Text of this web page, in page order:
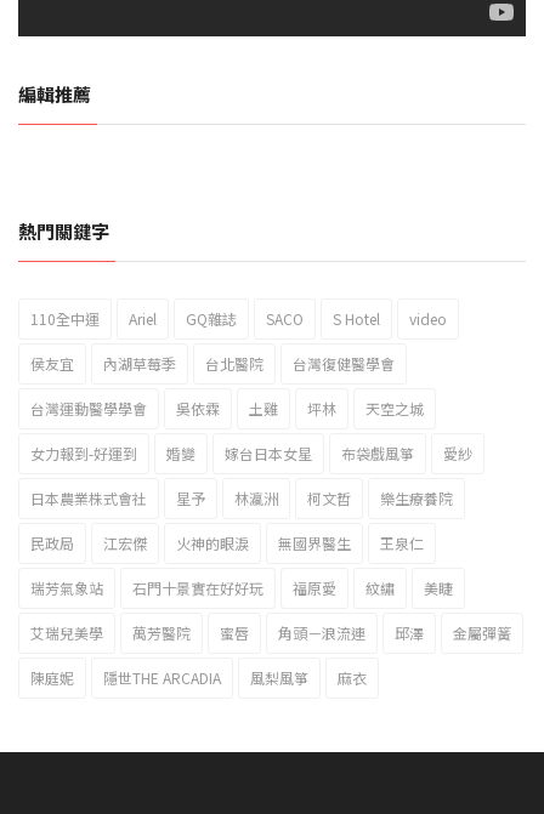
編輯推薦
2023新北市北海岸國際風箏節「風在石起」霸氣回歸
熱門關鍵字
110全中運 Ariel GQ雜誌 SACO S Hotel video
侯友宜 內湖草莓季 台北醫院 台灣復健醫學會
台灣運動醫學學會 吳依霖 土雞 坪林 天空之城
女力報到-好運到 婚變 嫁台日本女星 布袋戲風箏 愛紗
日本農業株式會社 星予 林瀛洲 柯文哲 樂生療養院
民政局 江宏傑 火神的眼淚 無國界醫生 王泉仁
瑞芳氣象站 石門十景實在好好玩 福原愛 紋繡 美睫
艾瑞兒美學 萬芳醫院 蜜唇 角頭－浪流連 邱澤 金屬彈簧
陳庭妮 隱世THE ARCADIA 風梨風箏 麻衣